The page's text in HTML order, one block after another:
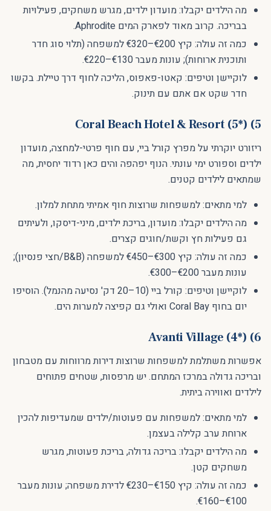
מה הילדים יקבלו: מועדון ילדים, מגרש משחקים, פעילויות
בבריכה. קרוב מאוד לפארק המים Aphrodite.
כמה זה עולה: קיץ €200–€320 למשפחה (תלוי סוג חדר
ותוכנית ארוחות); עונות מעבר €130–€220.
לוקיישן וטיפים: קאטו-פאפוס, הליכה לחוף דרך טיילת. בקשו
חדר שקט אם אתם עם תינוק.
5) Coral Beach Hotel & Resort (5*)
ריזורט יוקרתי על מפרץ קורל ביי, עם חוף פרטי-למחצה, מועדון
ילדים וספורט ימי עונתי. הנוף יפהפה והים כאן רדוד יחסית, מה
שמתאים לילדים קטנים.
למי מתאים: למשפחות שרוצות חוף אמיתי מתחת למלון.
מה הילדים יקבלו: מועדון, בריכת ילדים, מיני-דיסקו, ולעיתים
גם פעילות חץ וקשת/חוגים קצרים.
כמה זה עולה: קיץ €300–€450 למשפחה (B&B/חצי פנסיון);
עונות מעבר €200–€300.
לוקיישן וטיפים: קורל ביי (10–20 דק' נסיעה מהנמל). הוסיפו
יום בחוף Coral Bay ואולי גם קפיצה למערות הים.
6) Avanti Village (4*)
אפשרות משתלמת למשפחות שרוצות דירות מרווחות עם מטבחון
ובריכה גדולה במרכז המתחם. יש מרפסות, שטחים פתוחים
לילדים ואווירה ביתית.
למי מתאים: למשפחות עם פעוטות/ילדים שמעדיפות להכין
ארוחת ערב קלילה בעצמן.
מה הילדים יקבלו: בריכה גדולה, בריכת פעוטות, מגרש
משחקים קטן.
כמה זה עולה: קיץ €150–€230 לדירת משפחה; עונות מעבר
€100–€160.